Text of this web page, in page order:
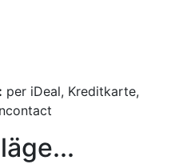
per iDeal, Kreditkarte,